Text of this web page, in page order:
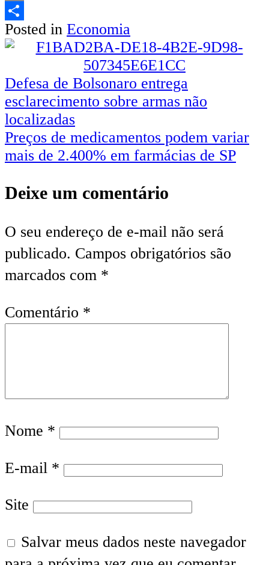
Email
Share
Posted in Economia
Navegação
de
Post
Defesa de Bolsonaro entrega
esclarecimento sobre armas não
localizadas
Preços de medicamentos podem variar
mais de 2.400% em farmácias de SP
Deixe um comentário
O seu endereço de e-mail não será
publicado. Campos obrigatórios são
marcados com *
Comentário *
Nome *
E-mail *
Site
Salvar meus dados neste navegador